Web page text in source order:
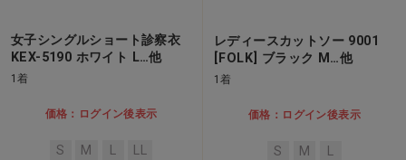
女子シングルショート診察衣
KEX-5190 ホワイト L…他
1着
価格：ログイン後表示
S M L LL
レディースカットソー 9001
[FOLK] ブラック M…他
1着
価格：ログイン後表示
S M L